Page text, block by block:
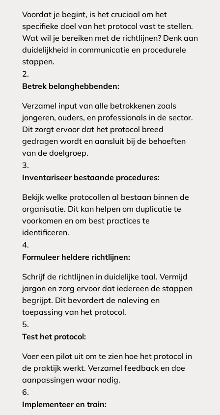
Voordat je begint, is het cruciaal om het
specifieke doel van het protocol vast te stellen.
Wat wil je bereiken met de richtlijnen? Denk aan
duidelijkheid in communicatie en procedurele
stappen.
Betrek belanghebbenden:
Verzamel input van alle betrokkenen zoals
jongeren, ouders, en professionals in de sector.
Dit zorgt ervoor dat het protocol breed
gedragen wordt en aansluit bij de behoeften
van de doelgroep.
Inventariseer bestaande procedures:
Bekijk welke protocollen al bestaan binnen de
organisatie. Dit kan helpen om duplicatie te
voorkomen en om best practices te
identificeren.
Formuleer heldere richtlijnen:
Schrijf de richtlijnen in duidelijke taal. Vermijd
jargon en zorg ervoor dat iedereen de stappen
begrijpt. Dit bevordert de naleving en
toepassing van het protocol.
Test het protocol:
Voer een pilot uit om te zien hoe het protocol in
de praktijk werkt. Verzamel feedback en doe
aanpassingen waar nodig.
Implementeer en train: